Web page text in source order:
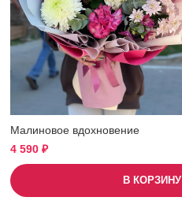
Малиновое вдохновение
4 590 ₽
В КОРЗИНУ